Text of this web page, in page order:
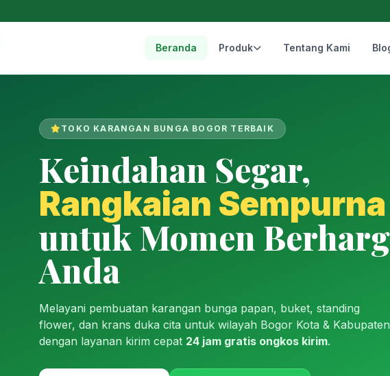
Beranda Produk Tentang Kami
TOKO KARANGAN BUNGA BOGOR TERBAIK
Keindahan Segar,
Rangkaian Sempurna
untuk Momen
Anda
Melayani pembuatan karangan bunga papan, buket, standing
flower, dan krans duka cita untuk wilayah Bogor Kota & Kabupaten
dengan layanan kirim cepat 24 jam gratis ongkos kirim.